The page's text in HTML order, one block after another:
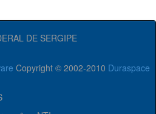
DE SERGIPE
Copyright © 2002-2010 Duraspace